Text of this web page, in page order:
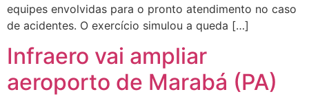
equipes envolvidas para o pronto atendimento no caso
de acidentes. O exercício simulou a queda […]
Infraero vai ampliar
aeroporto de Marabá (PA)